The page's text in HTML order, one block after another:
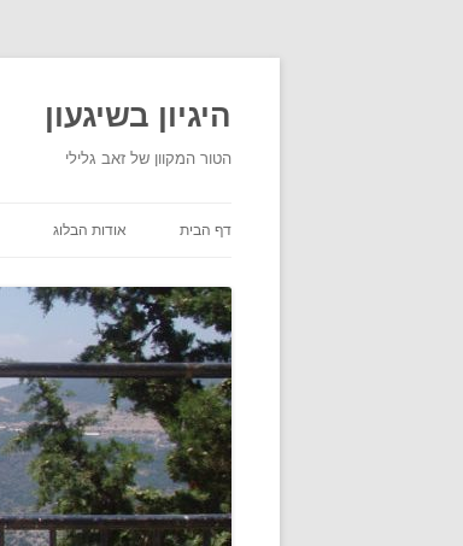
היגיון בשיגעון
הטור המקוון של זאב גלילי
דף הבית אודות הבלוג